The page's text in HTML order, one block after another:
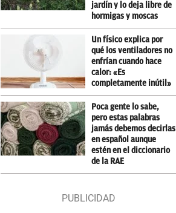
jardín y lo deja libre de
hormigas y moscas
Un físico explica por
qué los ventiladores no
enfrían cuando hace
calor: «Es
completamente inútil»
Poca gente lo sabe,
pero estas palabras
jamás debemos decirlas
en español aunque
estén en el diccionario
de la RAE